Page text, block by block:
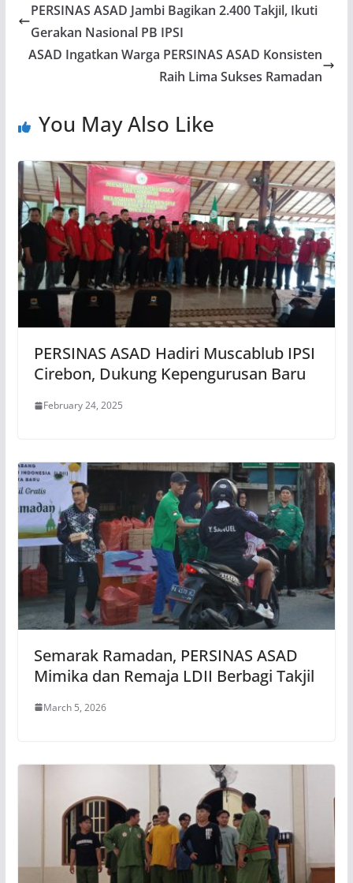
PERSINAS ASAD Jambi Bagikan 2.400 Takjil, Ikuti
Gerakan Nasional PB IPSI
ASAD Ingatkan Warga PERSINAS ASAD Konsisten
Raih Lima Sukses Ramadan
You May Also Like
PERSINAS ASAD Hadiri Muscablub IPSI
Cirebon, Dukung Kepengurusan Baru
February 24, 2025
Semarak Ramadan, PERSINAS ASAD
Mimika dan Remaja LDII Berbagi Takjil
March 5, 2026